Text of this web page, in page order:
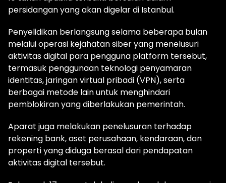
persidangan yang akan digelar di Istanbul.
Penyelidikan berlangsung selama beberapa bulan
melalui operasi kejahatan siber yang menelusuri
aktivitas digital para pengguna platform tersebut,
termasuk penggunaan teknologi penyamaran
identitas, jaringan virtual pribadi (VPN), serta
berbagai metode lain untuk menghindari
pemblokiran yang diberlakukan pemerintah.
Aparat juga melakukan penelusuran terhadap
rekening bank, aset perusahaan, kendaraan, dan
properti yang diduga berasal dari pendapatan
aktivitas digital tersebut.